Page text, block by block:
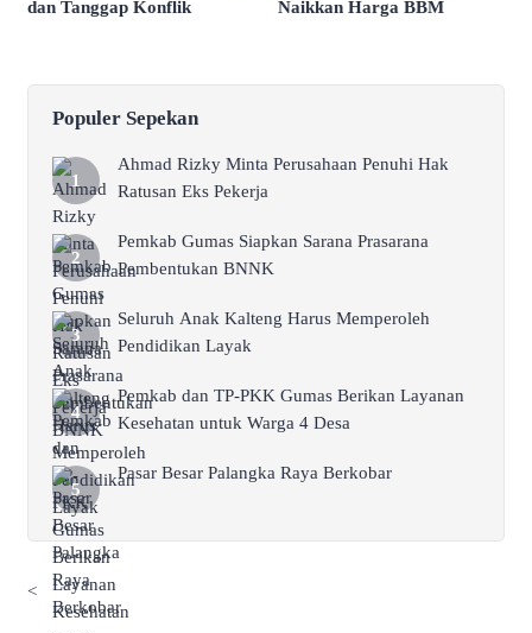
dan Tanggap Konflik
Naikkan Harga BBM
Populer Sepekan
Ahmad Rizky Minta Perusahaan Penuhi Hak
Ratusan Eks Pekerja
Pemkab Gumas Siapkan Sarana Prasarana
Pembentukan BNNK
Seluruh Anak Kalteng Harus Memperoleh
Pendidikan Layak
Pemkab dan TP-PKK Gumas Berikan Layanan
Kesehatan untuk Warga 4 Desa
Pasar Besar Palangka Raya Berkobar
<